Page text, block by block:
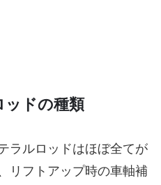
ッドの種類
ラルロッドはほぼ全てが
リフトアップ時の車軸補